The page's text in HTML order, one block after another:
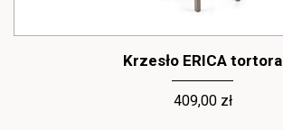
Krzesło ERICA tortora
409,00 zł